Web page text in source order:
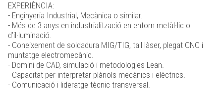
EXPERIÈNCIA:
- Enginyeria Industrial, Mecànica o similar.
- Més de 3 anys en industrialització en entorn metàl·lic o
d’il·luminació.
- Coneixement de soldadura MIG/TIG, tall làser, plegat CNC i
muntatge electromecànic.
- Domini de CAD, simulació i metodologies Lean.
- Capacitat per interpretar plànols mecànics i elèctrics.
- Comunicació i lideratge tècnic transversal.